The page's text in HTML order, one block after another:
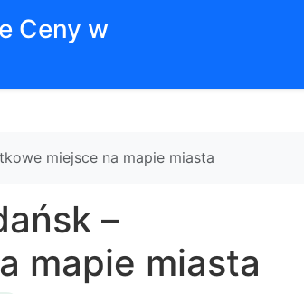
Ceny w
miejsce na mapie miasta
–
mapie miasta